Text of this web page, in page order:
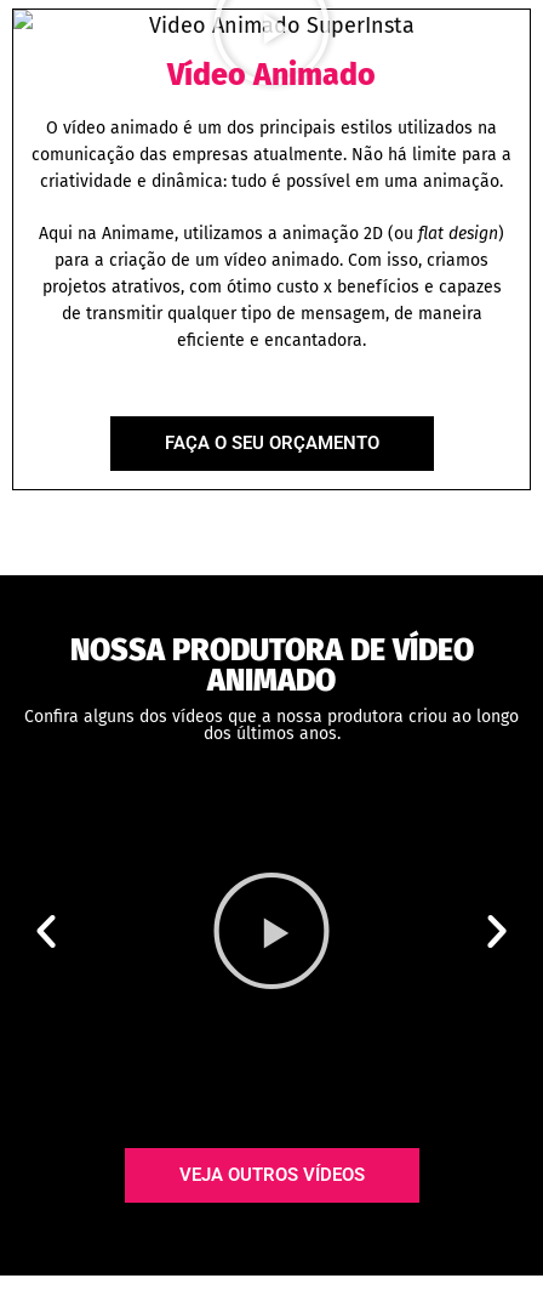
Vídeo Animado
O vídeo animado é um dos principais estilos utilizados na
comunicação das empresas atualmente. Não há limite para a
criatividade e dinâmica: tudo é possível em uma animação.
Aqui na Animame, utilizamos a animação 2D (ou flat design)
para a criação de um vídeo animado. Com isso, criamos
projetos atrativos, com ótimo custo x benefícios e capazes
de transmitir qualquer tipo de mensagem, de maneira
eficiente e encantadora.
FAÇA O SEU ORÇAMENTO
NOSSA PRODUTORA DE VÍDEO
ANIMADO
Confira alguns dos vídeos que a nossa produtora criou ao longo
dos últimos anos.
VEJA OUTROS VÍDEOS